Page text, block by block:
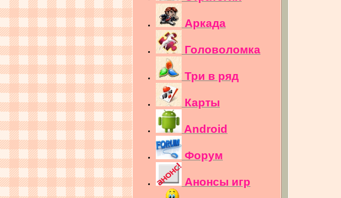
Аркада
Головоломка
Три в ряд
Карты
Android
Форум
Анонсы игр